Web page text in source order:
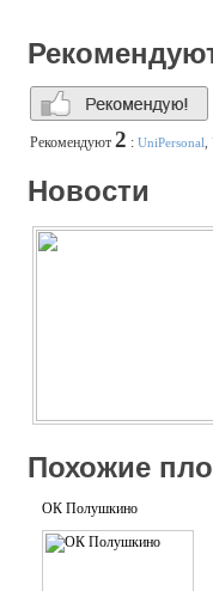
Рекомендуют 2 : UniPersonal
Новости
Похожие
ОК Полушкино